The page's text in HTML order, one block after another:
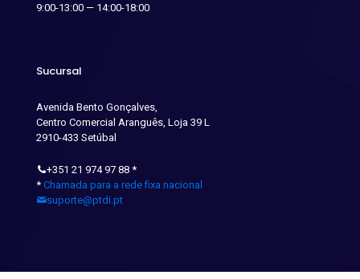
9:00-13:00 — 14:00-18:00
Sucursal
Avenida Bento Gonçalves,
Centro Comercial Aranguês, Loja 39 L
2910-433 Setúbal
+351 21 974 97 88 *
* Chamada para a rede fixa nacional
suporte@ptdi.pt